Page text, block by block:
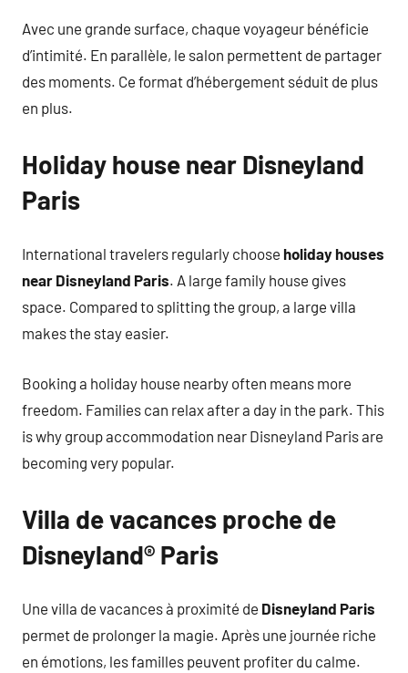
Avec une grande surface, chaque voyageur bénéficie
d’intimité. En parallèle, le salon permettent de partager
des moments. Ce format d’hébergement séduit de plus
en plus.
Holiday house near Disneyland
Paris
International travelers regularly choose holiday houses
near Disneyland Paris. A large family house gives
space. Compared to splitting the group, a large villa
makes the stay easier.
Booking a holiday house nearby often means more
freedom. Families can relax after a day in the park. This
is why group accommodation near Disneyland Paris are
becoming very popular.
Villa de vacances proche de
Disneyland® Paris
Une villa de vacances à proximité de Disneyland Paris
permet de prolonger la magie. Après une journée riche
en émotions, les familles peuvent profiter du calme.